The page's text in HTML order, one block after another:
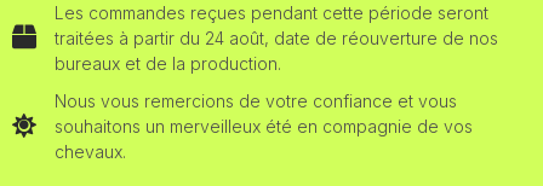
Les commandes reçues pendant cette période seront
traitées à partir du 24 août, date de réouverture de nos
bureaux et de la production.
Nous vous remercions de votre confiance et vous
souhaitons un merveilleux été en compagnie de vos
chevaux.